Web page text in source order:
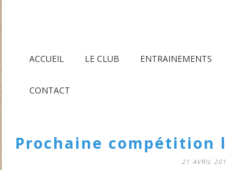
ACCUEIL LE CLUB ENTRAINEMENTS
CONTACT
Prochaine compétition
21 AVRIL